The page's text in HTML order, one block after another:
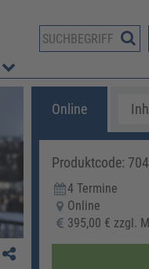
08233
Online
Produktcode:
4 Termine
Online
395,00 € zzgl.